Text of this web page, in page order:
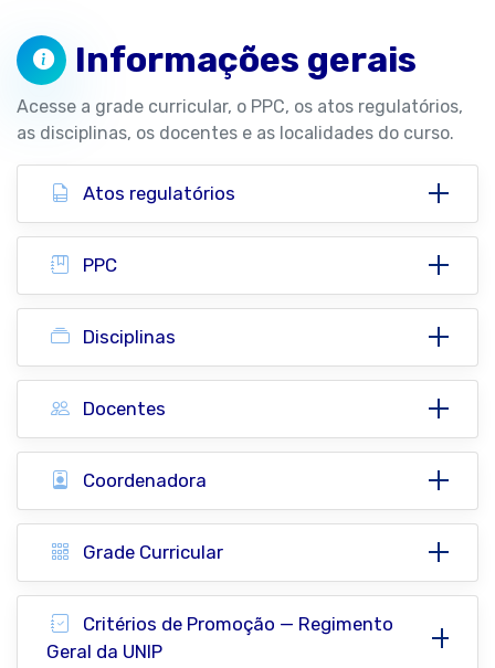
Informações gerais
Acesse a grade curricular, o PPC, os atos regulatórios,
as disciplinas, os docentes e as localidades do curso.
Atos regulatórios
PPC
Disciplinas
Docentes
Coordenadora
Grade Curricular
Critérios de Promoção — Regimento
Geral da UNIP